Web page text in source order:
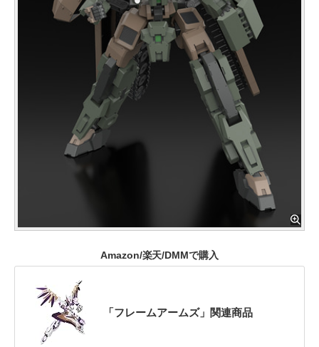
Amazon/楽天/DMMで購入
「フレームアームズ」関連商品